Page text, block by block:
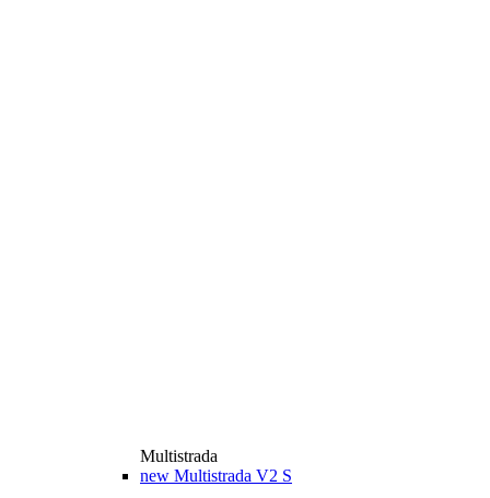
Multistrada
new Multistrada V2 S